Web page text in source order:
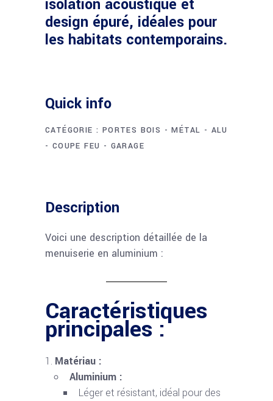
isolation acoustique et
design épuré, idéales pour
les habitats contemporains.
Quick info
CATÉGORIE : PORTES BOIS - MÉTAL - ALU
- COUPE FEU - GARAGE
Description
Voici une description détaillée de la
menuiserie en aluminium :
Caractéristiques
principales :
Matériau :
Aluminium :
Léger et résistant, idéal pour des